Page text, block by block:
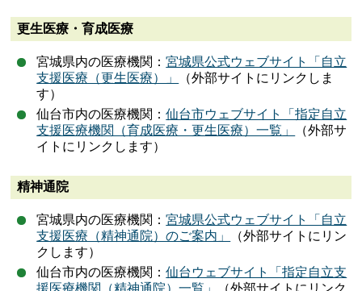
更生医療・育成医療
宮城県内の医療機関：宮城県公式ウェブサイト「自立
支援医療（更生医療）」
（外部サイトにリンクしま
す）
仙台市内の医療機関：仙台市ウェブサイト「指定自立
支援医療機関（育成医療・更生医療）一覧」
（外部サ
イトにリンクします）
精神通院
宮城県内の医療機関：宮城県公式ウェブサイト「自立
支援医療（精神通院）のご案内」
（外部サイトにリン
クします）
仙台市内の医療機関：仙台ウェブサイト「指定自立支
援医療機関（精神通院）一覧」
（外部サイトにリンク